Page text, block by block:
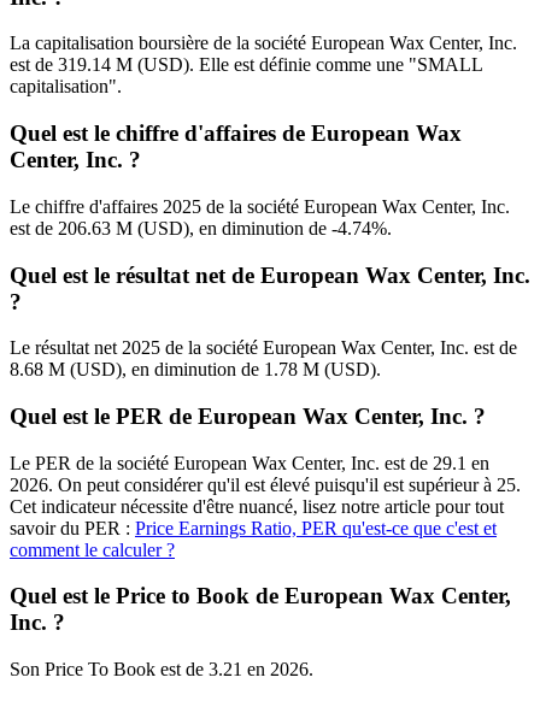
La capitalisation boursière de la société European Wax Center, Inc.
est de 319.14 M (USD). Elle est définie comme une "SMALL
capitalisation".
Quel est le chiffre d'affaires de European Wax
Center, Inc. ?
Le chiffre d'affaires 2025 de la société European Wax Center, Inc.
est de 206.63 M (USD), en diminution de -4.74%.
Quel est le résultat net de European Wax Center, Inc.
?
Le résultat net 2025 de la société European Wax Center, Inc. est de
8.68 M (USD), en diminution de 1.78 M (USD).
Quel est le PER de European Wax Center, Inc. ?
Le PER de la société European Wax Center, Inc. est de 29.1 en
2026. On peut considérer qu'il est élevé puisqu'il est supérieur à 25.
Cet indicateur nécessite d'être nuancé, lisez notre article pour tout
savoir du PER : Price Earnings Ratio, PER qu'est-ce que c'est et
comment le calculer ?
Quel est le Price to Book de European Wax Center,
Inc. ?
Son Price To Book est de 3.21 en 2026.